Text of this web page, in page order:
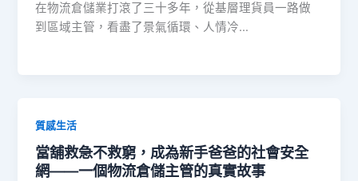
在物流倉儲業打滾了三十多年，從基層理貨員一路做
到區域主管，看盡了景氣循環、人情冷…
質感生活
當舖救急不救窮，成為新手爸爸的社會安全
網——一個物流倉儲主管的真實故事